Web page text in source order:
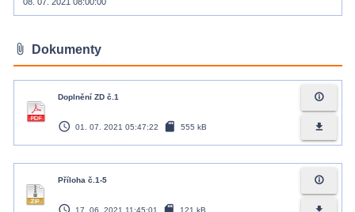
attach_file Dokumenty
Doplnění ZD č.1
access_time 01. 07. 2021 05:47:22 sd_card 555 kB
info_outline
file_download
Příloha č.1-5
17. 06. 2021 11:45:01 121 kB
info_outline